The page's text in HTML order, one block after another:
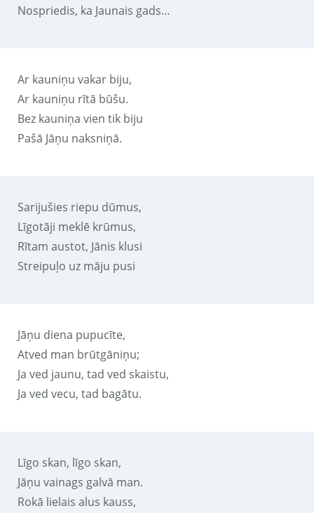
Nospriedis, ka Jaunais gads…
Ar kauniņu vakar biju,
Ar kauniņu rītā būšu.
Bez kauniņa vien tik biju
Pašā Jāņu naksniņā.
Sarijušies riepu dūmus,
Līgotāji meklē krūmus,
Rītam austot, Jānis klusi
Streipuļo uz māju pusi
Jāņu diena pupucīte,
Atved man brūtgāniņu;
Ja ved jaunu, tad ved skaistu,
Ja ved vecu, tad bagātu.
Līgo skan, līgo skan,
Jāņu vainags galvā man.
Rokā lielais alus kauss,